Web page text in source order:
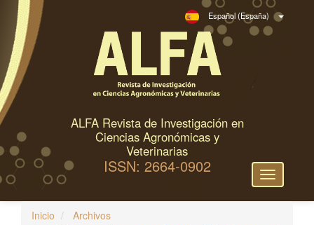
N
a
e
r
Español (España)
ALFA Revista de Investigación en
Ciencias Agronómicas y
Veterinarias
ISSN: 2664-0902
Toggle
Inicio
Archivos